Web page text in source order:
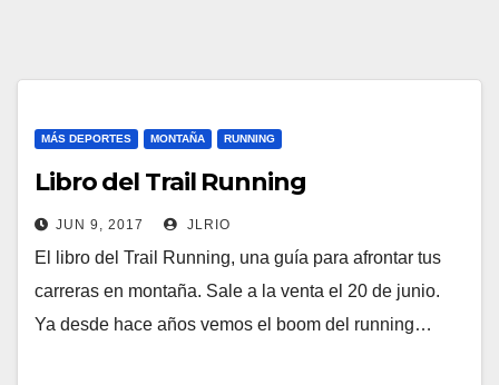
MÁS DEPORTES MONTAÑA RUNNING
Libro del Trail Running
JUN 9, 2017 JLRIO
El libro del Trail Running, una guía para afrontar tus
carreras en montaña. Sale a la venta el 20 de junio.
Ya desde hace años vemos el boom del running…